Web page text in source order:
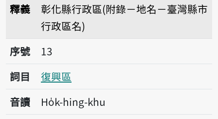
釋義
彰化縣行政區(附錄－地名－臺灣縣市
行政區名)
序號13復興區
序號
13
詞目
復興區
音讀
Ho̍k-hing-khu